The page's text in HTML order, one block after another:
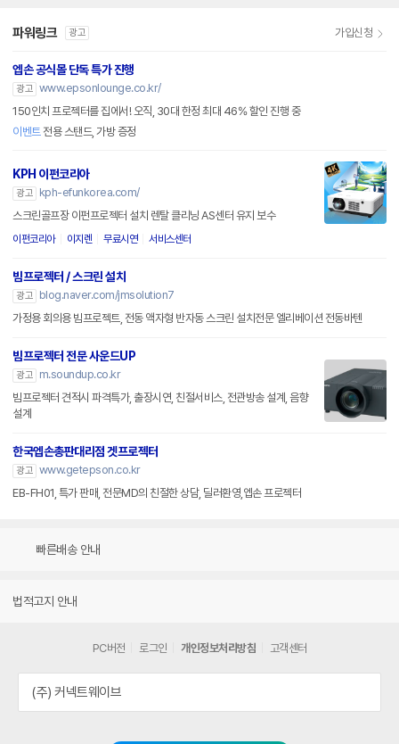
파워링크 광고 가입신청
엡손 공식몰 단독 특가 진행
광고 www.epsonlounge.co.kr/
150인치 프로젝터를 집에서! 오직, 30대 한정 최대 46% 할인 진행 중
이벤트전용 스탠드, 가방 증정
KPH 이펀코리아
광고
kph-efunkorea.com/
스크린골프장 이펀프로젝터 설치 렌탈 클리닝 AS센터 유지 보수
이펀코리아 이지렌 무료시연 서비스센터
빔프로젝터 / 스크린 설치
광고
blog.naver.com/jmsolution7
가정용 회의용 빔프로젝트, 전동 액자형 반자동 스크린 설치전문 엘리베이션 전동바텐
빔프로젝터 전문 사운드UP
광고
m.soundup.co.kr
빔프로젝터 견적시 파격특가, 출장시연, 친절서비스, 전관방송 설계, 음향
설계
한국엡손총판대리점 겟프로젝터
광고 www.getepson.co.kr
EB-FH01, 특가 판매, 전문MD의 친절한 상담, 딜러환영,엡손 프로젝터
빠른배송 안내
법적고지 안내
PC버전 로그인 개인정보처리방침 고객센터
(주) 커넥트웨이브